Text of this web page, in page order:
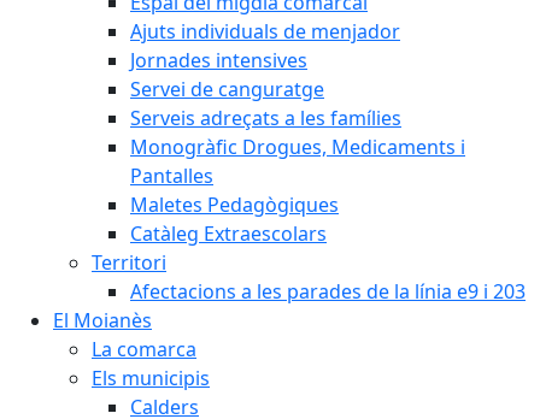
Ajuts individuals de menjador
Jornades intensives
Servei de canguratge
Serveis adreçats a les famílies
Monogràfic Drogues, Medicaments i
Pantalles
Maletes Pedagògiques
Catàleg Extraescolars
Territori
Afectacions a les parades de la línia e9 i 203
El Moianès
La comarca
Els municipis
Calders